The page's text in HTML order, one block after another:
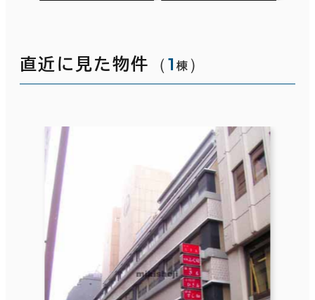
直近に見た物件 （1 棟 ）